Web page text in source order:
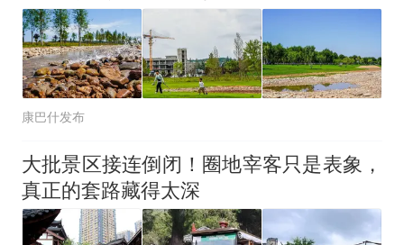
康巴什发布
大批景区接连倒闭！圈地宰客只是表象，
真正的套路藏得太深